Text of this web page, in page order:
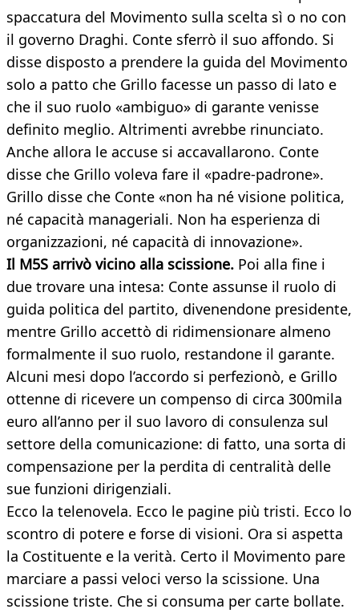
spaccatura del Movimento sulla scelta sì o no con
il governo Draghi. Conte sferrò il suo affondo. Si
disse disposto a prendere la guida del Movimento
solo a patto che Grillo facesse un passo di lato e
che il suo ruolo «ambiguo» di garante venisse
definito meglio. Altrimenti avrebbe rinunciato.
Anche allora le accuse si accavallarono. Conte
disse che Grillo voleva fare il «padre-padrone».
Grillo disse che Conte «non ha né visione politica,
né capacità manageriali. Non ha esperienza di
organizzazioni, né capacità di innovazione».
Il M5S arrivò vicino alla scissione. Poi alla fine i
due trovare una intesa: Conte assunse il ruolo di
guida politica del partito, divenendone presidente,
mentre Grillo accettò di ridimensionare almeno
formalmente il suo ruolo, restandone il garante.
Alcuni mesi dopo l’accordo si perfezionò, e Grillo
ottenne di ricevere un compenso di circa 300mila
euro all’anno per il suo lavoro di consulenza sul
settore della comunicazione: di fatto, una sorta di
compensazione per la perdita di centralità delle
sue funzioni dirigenziali.
Ecco la telenovela. Ecco le pagine più tristi. Ecco lo
scontro di potere e forse di visioni. Ora si aspetta
la Costituente e la verità. Certo il Movimento pare
marciare a passi veloci verso la scissione. Una
scissione triste. Che si consuma per carte bollate.